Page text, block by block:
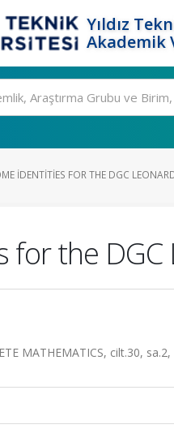
Yıldız
Akademik
IDENTITIES FOR THE DGC
for the
MATHEMATICS, cilt.30,